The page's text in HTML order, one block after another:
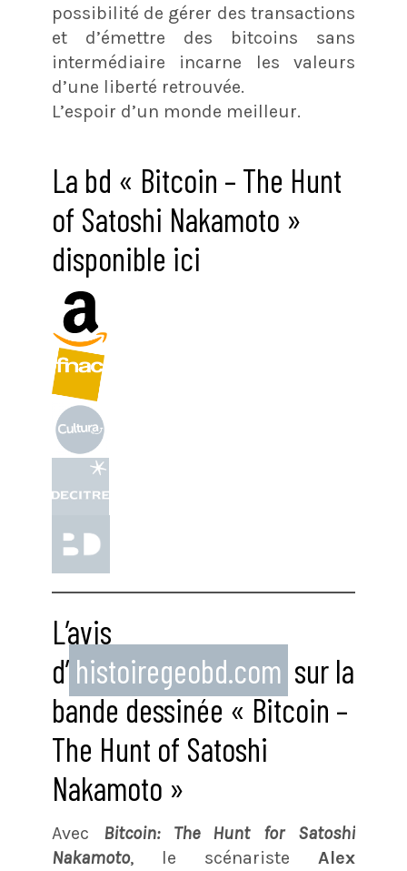
possibilité de gérer des transactions
et d’émettre des bitcoins sans
intermédiaire incarne les valeurs
d’une liberté retrouvée.
L’espoir d’un monde meilleur.
La bd « Bitcoin – The Hunt
of Satoshi Nakamoto »
disponible ici
L’avis
d’ histoiregeobd.com sur la
bande dessinée « Bitcoin –
The Hunt of Satoshi
Nakamoto »
Avec Bitcoin: The Hunt for Satoshi
Nakamoto, le scénaristeAlex